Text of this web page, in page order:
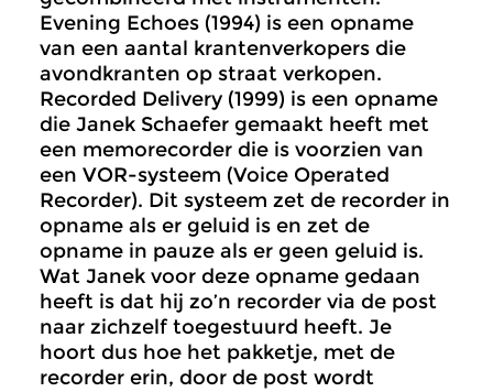
Evening Echoes (1994) is een opname
van een aantal krantenverkopers die
avondkranten op straat verkopen.
Recorded Delivery (1999) is een opname
die Janek Schaefer gemaakt heeft met
een memorecorder die is voorzien van
een VOR-systeem (Voice Operated
Recorder). Dit systeem zet de recorder in
opname als er geluid is en zet de
opname in pauze als er geen geluid is.
Wat Janek voor deze opname gedaan
heeft is dat hij zo’n recorder via de post
naar zichzelf toegestuurd heeft. Je
hoort dus hoe het pakketje, met de
recorder erin, door de post wordt